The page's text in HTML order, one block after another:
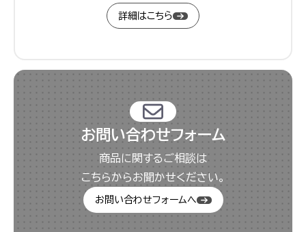
詳細はこちら
お問い合わせフォーム
商品に関するご相談は
こちらからお聞かせください。
お問い合わせフォームへ